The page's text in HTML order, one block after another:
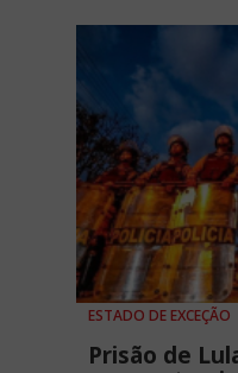
ESTADO DE EXCEÇÃO
Prisão de